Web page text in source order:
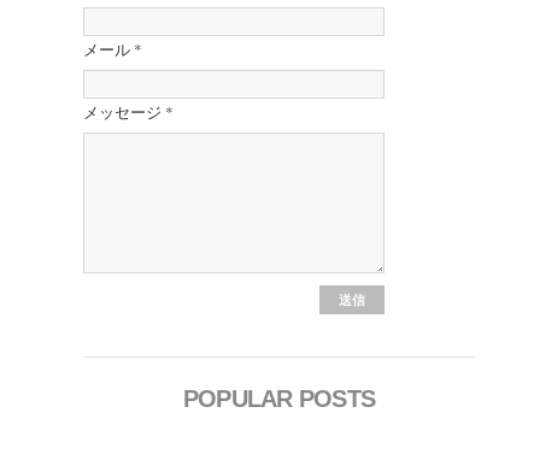
メール *
メッセージ *
POPULAR POSTS